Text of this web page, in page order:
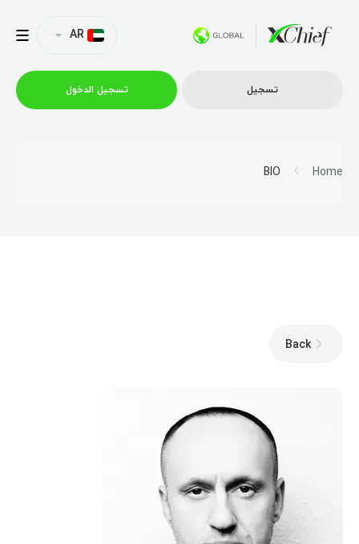
AR
تسجیل تسجیل الدخول
Home
BIO
Back